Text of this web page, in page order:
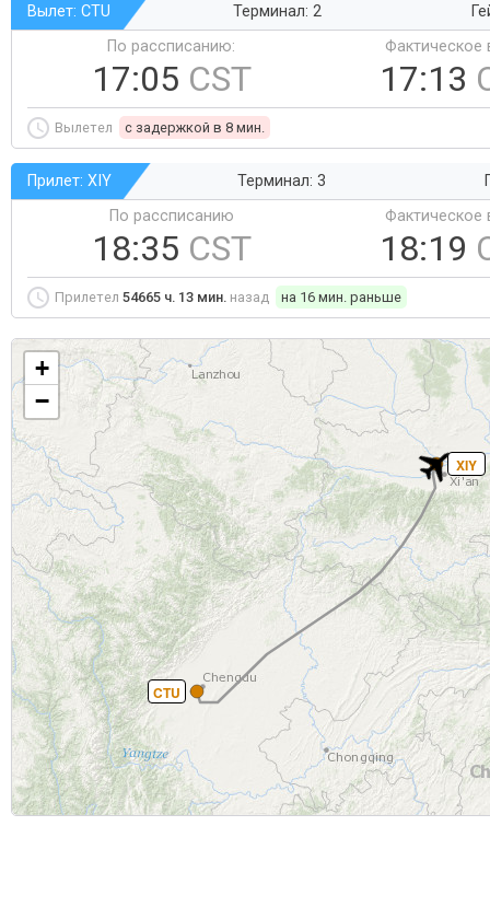
Вылет: CTU Терминал: 2
По рассписанию:
17:05 CST
Фактическое
17:13
Вылетел c задержкой в 8 мин.
Прилет: XIY Терминал: 3
По рассписанию
18:35 CST
Фактическое
18:19
Прилетел 54665 ч. 13 мин. назад на 16 мин. раньше
CTU
XIY
+
−